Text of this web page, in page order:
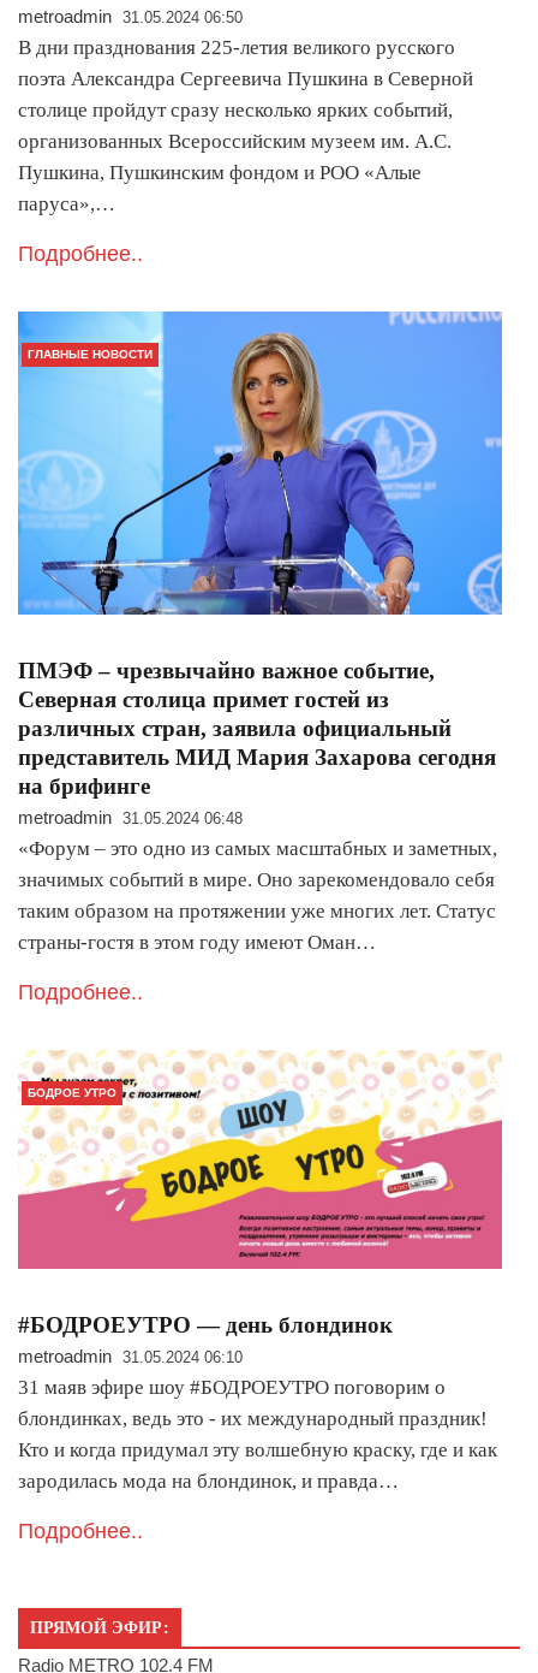
metroadmin 31.05.2024 06:50
В дни празднования 225-летия великого русского
поэта Александра Сергеевича Пушкина в Северной
столице пройдут сразу несколько ярких событий,
организованных Всероссийским музеем им. А.С.
Пушкина, Пушкинским фондом и РОО «Алые
паруса»,…
Подробнее..
ГЛАВНЫЕ НОВОСТИ
ПМЭФ – чрезвычайно важное событие,
Северная столица примет гостей из
различных стран, заявила официальный
представитель МИД Мария Захарова сегодня
на брифинге
metroadmin 31.05.2024 06:48
«Форум – это одно из самых масштабных и заметных,
значимых событий в мире. Оно зарекомендовало себя
таким образом на протяжении уже многих лет. Статус
страны-гостя в этом году имеют Оман…
Подробнее..
БОДРОЕ УТРО
#БОДРОЕУТРО — день блондинок
metroadmin 31.05.2024 06:10
31 маяв эфире шоу #БОДРОЕУТРО поговорим о
блондинках, ведь это - их международный праздник!
Кто и когда придумал эту волшебную краску, где и как
зародилась мода на блондинок, и правда…
Подробнее..
ПРЯМОЙ ЭФИР:
Radio METRO 102.4 FM